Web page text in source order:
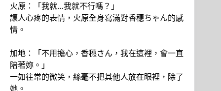
火原：「我就…我就不行嗎？」
讓人心疼的表情，火原全身寫滿對香穗ちゃん的感
情。
加地：「不用擔心，香穗さん，我在這裡，會一直
陪著妳。」
一如往常的微笑，絲毫不把其他人放在眼裡，除了
她。